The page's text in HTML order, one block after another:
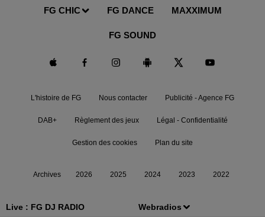
Live : FG DJ RADIO Webradios
FG CHIC FG DANCE MAXXIMUM
FG SOUND
L'histoire de FG Nous contacter Publicité - Agence FG
DAB+ Règlement des jeux Légal - Confidentialité
Gestion des cookies Plan du site
Archives 2026 2025 2024 2023 2022